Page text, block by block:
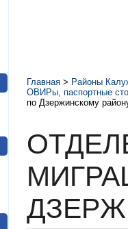
Главная > Районы
ОВИРы, паспортные
по Дзержинскому